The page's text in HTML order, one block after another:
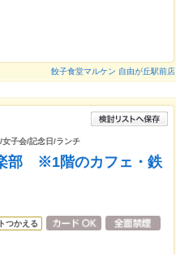
餃子食堂マルケン 自由が丘駅前店
子会/記念日/ランチ
楽部 ※1階のカフェ・鉄
つかえる